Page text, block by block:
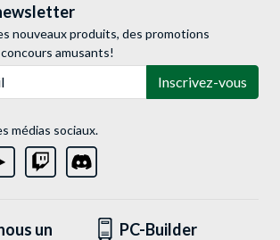
nouveaux produits, des promotions
amusants!
Inscrivez-vous
médias sociaux.
un
PC-Builder